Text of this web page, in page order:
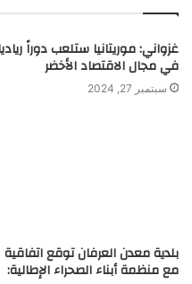
غزواني: موريتانيا ستلعب دوراً
في مجال الاقتصاد الأخضر
سبتمبر 27, 2024
بلدية معدن العرفان توقع اتفاقية
مع منظمة أبناء الصحراء الإطالية: